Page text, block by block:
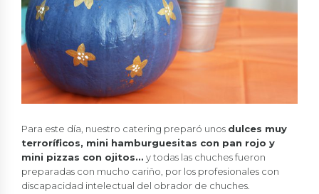
Para este día, nuestro catering preparó unos dulces muy
terroríficos, mini hamburguesitas con pan rojo y
mini pizzas con ojitos… y todas las chuches fueron
preparadas con mucho cariño, por los profesionales con
discapacidad intelectual del obrador de chuches.